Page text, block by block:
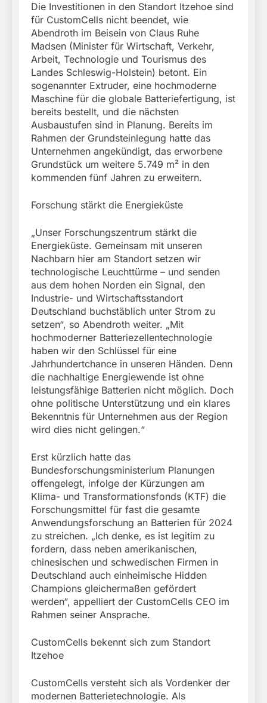
Die Investitionen in den Standort Itzehoe sind
für CustomCells nicht beendet, wie
Abendroth im Beisein von Claus Ruhe
Madsen (Minister für Wirtschaft, Verkehr,
Arbeit, Technologie und Tourismus des
Landes Schleswig-Holstein) betont. Ein
sogenannter Extruder, eine hochmoderne
Maschine für die globale Batteriefertigung, ist
bereits bestellt, und die nächsten
Ausbaustufen sind in Planung. Bereits im
Rahmen der Grundsteinlegung hatte das
Unternehmen angekündigt, das erworbene
Grundstück um weitere 5.749 m² in den
kommenden fünf Jahren zu erweitern.
Forschung stärkt die Energieküste
„Unser Forschungszentrum stärkt die
Energieküste. Gemeinsam mit unseren
Nachbarn hier am Standort setzen wir
technologische Leuchttürme – und senden
aus dem hohen Norden ein Signal, den
Industrie- und Wirtschaftsstandort
Deutschland buchstäblich unter Strom zu
setzen“, so Abendroth weiter. „Mit
hochmoderner Batteriezellentechnologie
haben wir den Schlüssel für eine
Jahrhundertchance in unseren Händen. Denn
die nachhaltige Energiewende ist ohne
leistungsfähige Batterien nicht möglich. Doch
ohne politische Unterstützung und ein klares
Bekenntnis für Unternehmen aus der Region
wird dies nicht gelingen.“
Erst kürzlich hatte das
Bundesforschungsministerium Planungen
offengelegt, infolge der Kürzungen am
Klima- und Transformationsfonds (KTF) die
Forschungsmittel für fast die gesamte
Anwendungsforschung an Batterien für 2024
zu streichen. „Ich denke, es ist legitim zu
fordern, dass neben amerikanischen,
chinesischen und schwedischen Firmen in
Deutschland auch einheimische Hidden
Champions gleichermaßen gefördert
werden“, appelliert der CustomCells CEO im
Rahmen seiner Ansprache.
CustomCells bekennt sich zum Standort
Itzehoe
CustomCells versteht sich als Vordenker der
modernen Batterietechnologie. Als